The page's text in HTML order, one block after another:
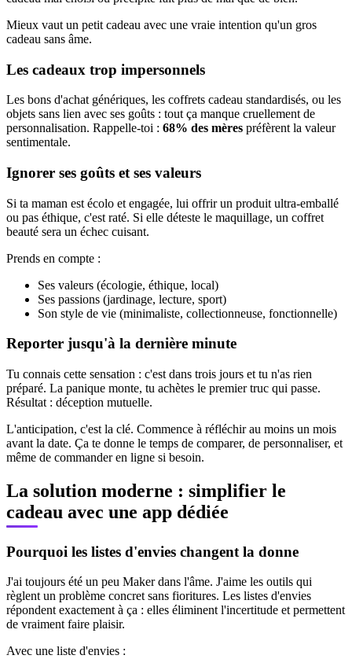
Mieux vaut un petit cadeau avec une vraie intention qu'un gros
cadeau sans âme.
Les cadeaux trop impersonnels
Les bons d'achat génériques, les coffrets cadeau standardisés, ou les
objets sans lien avec ses goûts : tout ça manque cruellement de
personnalisation. Rappelle-toi : 68% des mères préfèrent la valeur
sentimentale.
Ignorer ses goûts et ses valeurs
Si ta maman est écolo et engagée, lui offrir un produit ultra-emballé
ou pas éthique, c'est raté. Si elle déteste le maquillage, un coffret
beauté sera un échec cuisant.
Prends en compte :
Ses valeurs (écologie, éthique, local)
Ses passions (jardinage, lecture, sport)
Son style de vie (minimaliste, collectionneuse, fonctionnelle)
Reporter jusqu'à la dernière minute
Tu connais cette sensation : c'est dans trois jours et tu n'as rien
préparé. La panique monte, tu achètes le premier truc qui passe.
Résultat : déception mutuelle.
L'anticipation, c'est la clé. Commence à réfléchir au moins un mois
avant la date. Ça te donne le temps de comparer, de personnaliser, et
même de commander en ligne si besoin.
La solution moderne : simplifier le
cadeau avec une app dédiée
Pourquoi les listes d'envies changent la donne
J'ai toujours été un peu Maker dans l'âme. J'aime les outils qui
règlent un problème concret sans fioritures. Les listes d'envies
répondent exactement à ça : elles éliminent l'incertitude et permettent
de vraiment faire plaisir.
Avec une liste d'envies :